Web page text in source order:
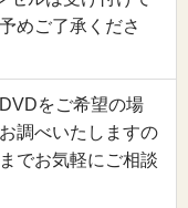
めご了承くださ
をご希望の場
調べいたしますの
でお気軽にご相談